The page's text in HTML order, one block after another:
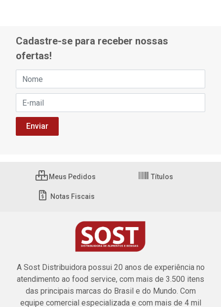
Cadastre-se para receber nossas
ofertas!
Meus Pedidos Títulos
Notas Fiscais
A Sost Distribuidora possui 20 anos de experiência no
atendimento ao food service, com mais de 3.500 itens
das principais marcas do Brasil e do Mundo. Com
equipe comercial especializada e com mais de 4 mil